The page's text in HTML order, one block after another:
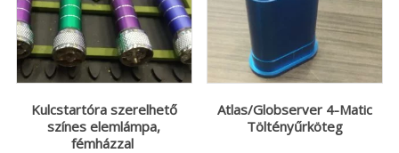
Kulcstartóra szerelhető
színes elemlámpa,
fémházzal
Atlas/Globserver 4-Matic
Töltényűrköteg